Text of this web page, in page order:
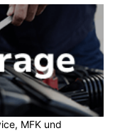
MFK und